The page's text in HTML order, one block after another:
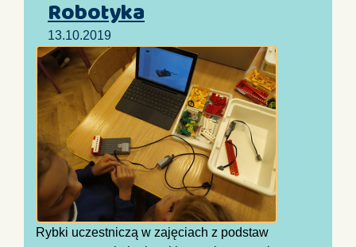
Robotyka
13.10.2019
Rybki uczestniczą w zajęciach z podstaw